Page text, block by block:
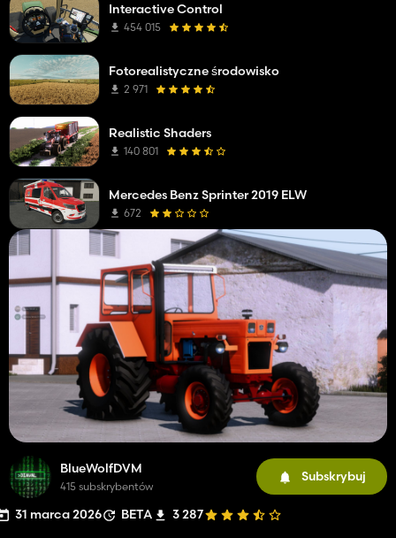
BlueWolfDVM
415 subskrybentów
Subskrybuj
31 marca 2026 BETA 3 287
Interactive Control
454 015
Fotorealistyczne środowisko
2 971
Realistic Shaders
140 801
Mercedes Benz Sprinter 2019 ELW
672